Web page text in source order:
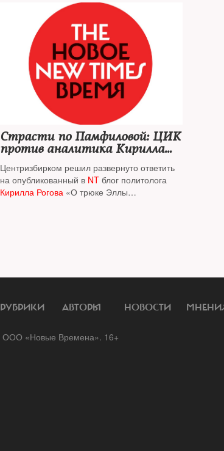
Страсти по Памфиловой: ЦИК
против аналитика Кирилла
Рогова
Центризбирком решил развернуто ответить
на опубликованный в NTблог политолога
Кирилла Рогова«О трюке Эллы
РУБРИКИ АВТОРЫ НОВОСТИ
ООО «Новые Времена». 16+